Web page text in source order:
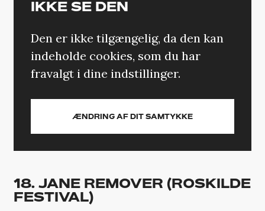
IKKE SE DEN
Den er ikke tilgængelig, da den kan
indeholde cookies, som du har
fravalgt i dine indstillinger.
ÆNDRING AF DIT SAMTYKKE
18. JANE REMOVER (ROSKILDE
FESTIVAL)